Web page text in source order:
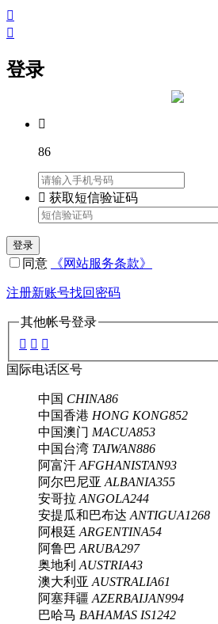


登录

86
 获取短信验证码
登录
同意 《网站服务条款》
注册新账号找回密码
其他帐号登录
  
国际电话区号
中国 CHINA86
中国香港 HONG KONG852
中国澳门 MACUA853
中国台湾 TAIWAN886
阿富汗AFGHANISTAN93
阿尔巴尼亚ALBANIA355
安哥拉ANGOLA244
安提瓜和巴布达ANTIGUA1268
阿根廷ARGENTINA54
阿鲁巴ARUBA297
奥地利AUSTRIA43
澳大利亚AUSTRALIA61
阿塞拜疆AZERBAIJAN994
巴哈马 BAHAMAS IS1242